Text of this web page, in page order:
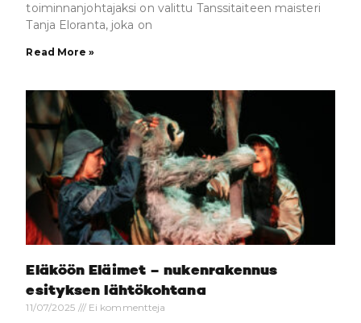
toiminnanjohtajaksi on valittu Tanssitaiteen maisteri
Tanja Eloranta, joka on
Read More »
Eläköön Eläimet – nukenrakennus
esityksen lähtökohtana
11/07/2025 Ei kommentteja